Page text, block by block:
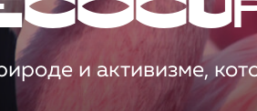
и активизме,